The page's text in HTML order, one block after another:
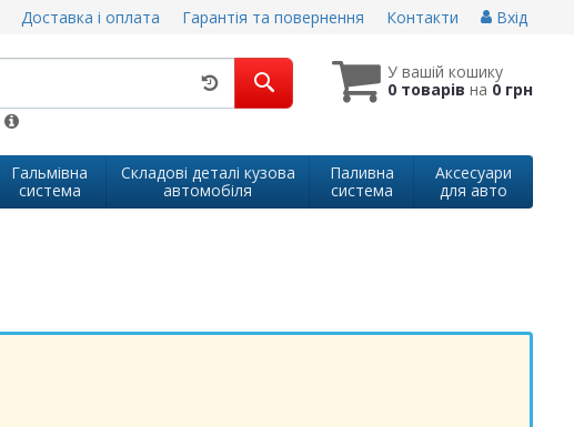
Доставка і оплата Гарантія та повернення Контакти Вхід
У вашій кошику
0 товарів на 0 грн
Гальмівна
система
Складові деталі кузова
автомобіля
Паливна
система
Аксесуари
для авто